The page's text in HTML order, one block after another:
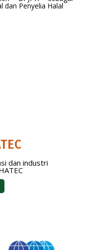
dan Penyelia Halal
dan industri